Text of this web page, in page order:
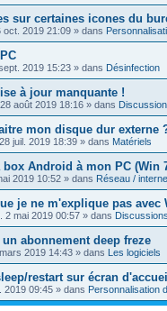
sur certaines icones du
oct. 2019 21:09 » dans
2019 15:23 » dans Désinfection
à jour manquante !
août 2019 18:16 » dans
mon disque dur externe
juil. 2019 18:39 » dans Matériels
Android à mon PC (Win
2019 10:52 » dans Réseau /
je ne m'explique pas avec
2 mai 2019 00:57 » dans
abonnement deep freze
2019 14:43 » dans Les logiciels
restart sur écran
2019 09:45 » dans Personnalisation